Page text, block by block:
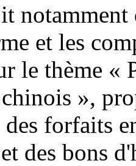
notamment
et les
le thème
»,
forfaits
des bons